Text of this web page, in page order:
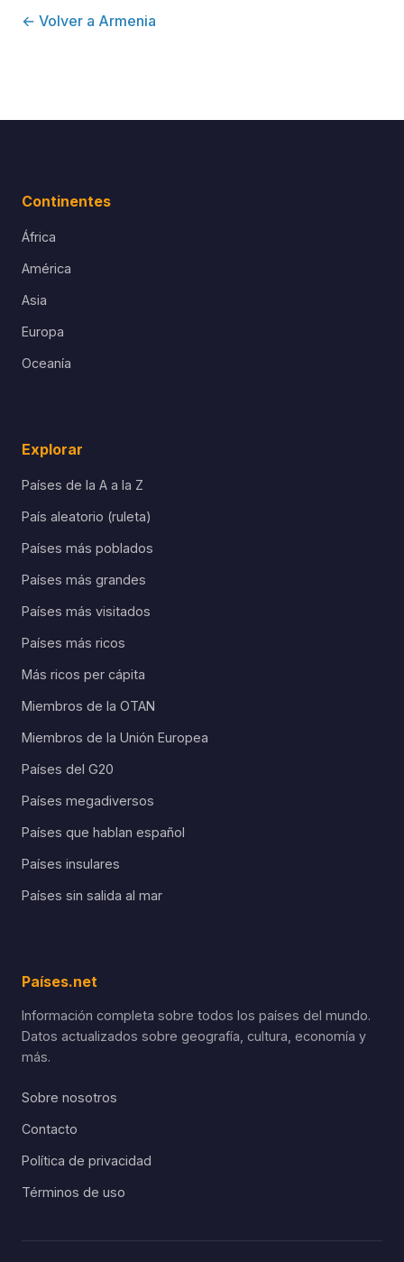
← Volver a Armenia
Continentes
África
América
Asia
Europa
Oceanía
Explorar
Países de la A a la Z
País aleatorio (ruleta)
Países más poblados
Países más grandes
Países más visitados
Países más ricos
Más ricos per cápita
Miembros de la OTAN
Miembros de la Unión Europea
Países del G20
Países megadiversos
Países que hablan español
Países insulares
Países sin salida al mar
Países.net
Información completa sobre todos los países del mundo.
Datos actualizados sobre geografía, cultura, economía y
más.
Sobre nosotros
Contacto
Política de privacidad
Términos de uso